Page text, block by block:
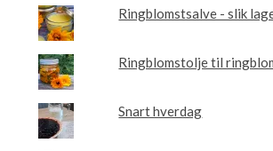
Ringblomstsalve - slik
Ringblomstolje til
Snart hverdag